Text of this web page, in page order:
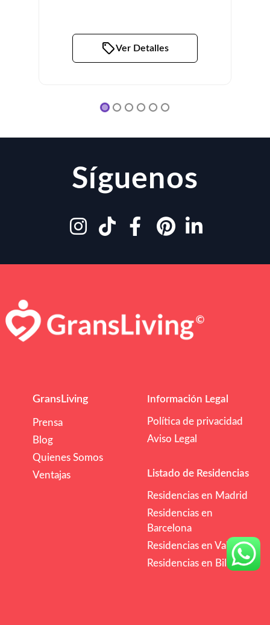
Ver Detalles
Síguenos
GransLiving
Prensa
Blog
Quienes Somos
Ventajas
Información Legal
Política de privacidad
Aviso Legal
Listado de Residencias
Residencias en Madrid
Residencias en
Barcelona
Residencias en Valencia
Residencias en Bilbao